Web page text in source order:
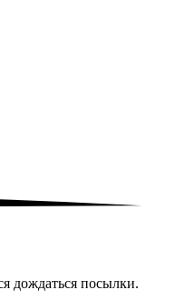
дождаться посылки.